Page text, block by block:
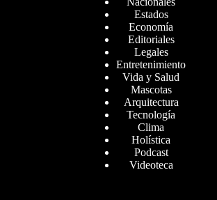
Estados
Economía
Editoriales
Legales
Entretenimiento
Vida y Salud
Mascotas
Arquitectura
Tecnología
Clima
Holística
Podcast
Videoteca